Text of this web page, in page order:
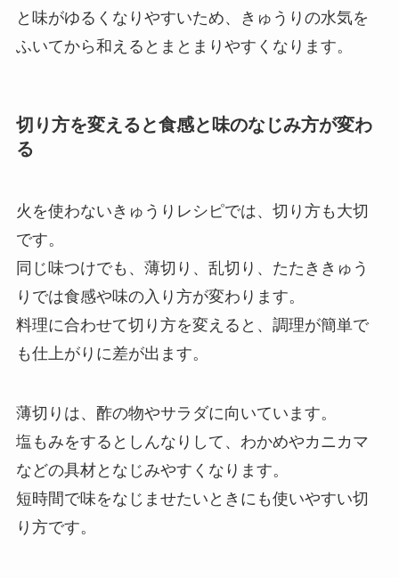
と味がゆるくなりやすいため、きゅうりの水気を
ふいてから和えるとまとまりやすくなります。
切り方を変えると食感と味のなじみ方が変わ
る
火を使わないきゅうりレシピでは、切り方も大切
です。
同じ味つけでも、薄切り、乱切り、たたききゅう
りでは食感や味の入り方が変わります。
料理に合わせて切り方を変えると、調理が簡単で
も仕上がりに差が出ます。
薄切りは、酢の物やサラダに向いています。
塩もみをするとしんなりして、わかめやカニカマ
などの具材となじみやすくなります。
短時間で味をなじませたいときにも使いやすい切
り方です。